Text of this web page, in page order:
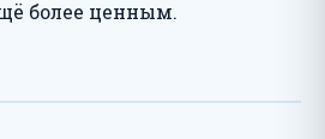
более ценным.